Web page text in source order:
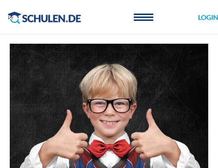
LOGIN